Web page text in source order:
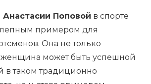
Поповой в спорте
примером для
Она не только
женщина может быть успешной
в таком традиционно